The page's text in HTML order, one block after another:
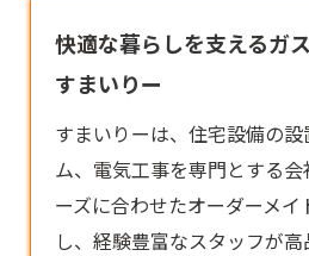
快適な暮らしを支えるガ
すまいりー
すまいりーは、住宅設備の
ム、電気工事を専門とする
ーズに合わせたオーダーメ
し、経験豊富なスタッフが